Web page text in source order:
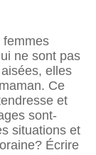
femmes
ne sont pas
elles
Ce
et
sont-
situations et
Écrire